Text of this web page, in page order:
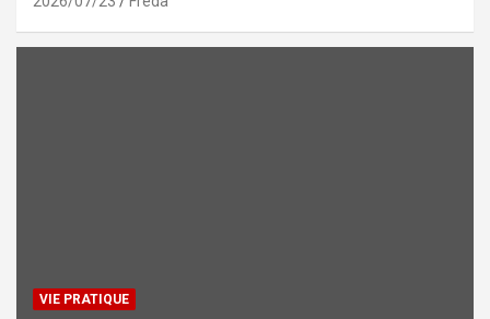
VIE PRATIQUE